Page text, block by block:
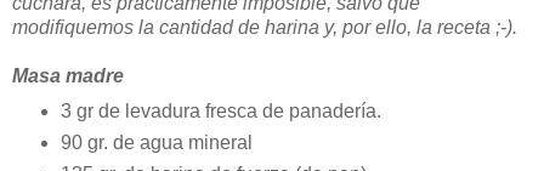
modifiquemos la cantidad de harina y, por ello, la receta ;-).
Masa madre
3 gr de levadura fresca de panadería.
90 gr. de agua mineral